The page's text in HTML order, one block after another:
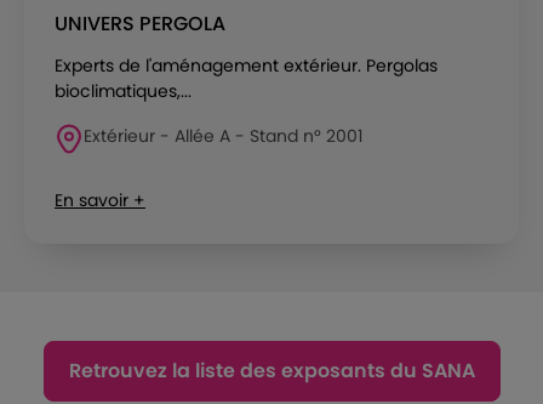
UNIVERS PERGOLA
Experts de l'aménagement extérieur. Pergolas
bioclimatiques,...
Extérieur - Allée A - Stand n° 2001
En savoir +
Retrouvez la liste des exposants du SANA